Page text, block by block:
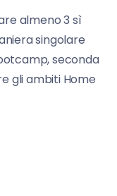
almeno 3 sì
singolare
seconda
gli ambiti Home